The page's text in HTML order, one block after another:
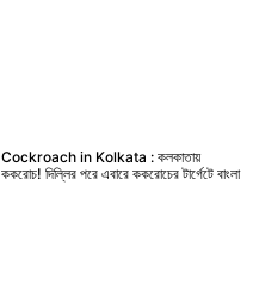
Cockroach in Kolkata : কলকাতায়
ককরোচ! দিল্লির পরে এবারে ককরোচের টার্গেটে বাংলা